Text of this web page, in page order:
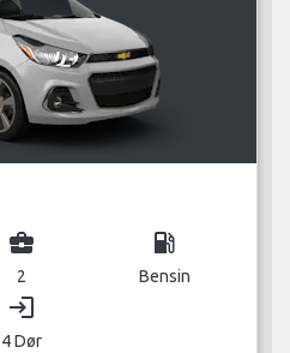
business_center
2
local_gas_station
Bensin
login
4 Dør